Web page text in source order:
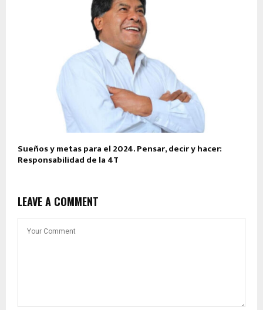
Sueños y metas para el 2024. Pensar, decir y hacer:
Responsabilidad de la 4T
LEAVE A COMMENT